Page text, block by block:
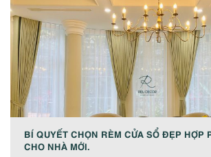
BÍ QUYẾT CHỌN RÈM CỬA SỔ ĐẸP HỢP
CHO NHÀ MỚI.